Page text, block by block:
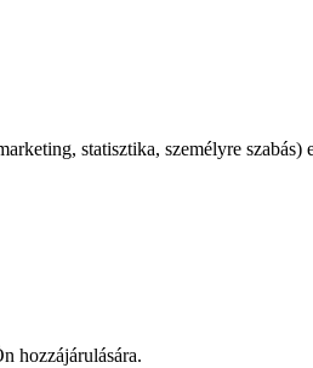
statisztika, személyre szabás)
hozzájárulására.